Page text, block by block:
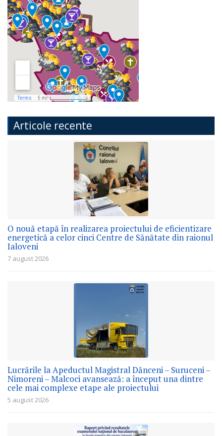
Articole recente
O nouă etapă în realizarea proiectului de eficientizare
energetică a celor cinci Centre de Sănătate din raionul
Ialoveni
7 august 2026
Lucrările la Apeductul Magistral Dănceni – Suruceni –
Nimoreni – Malcoci avansează: a început una dintre
cele mai complexe etape ale proiectului
5 august 2026